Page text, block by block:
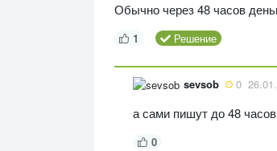
Обычно через 48 часов
1 Решение
sevsob 0
а сами пишут до 48
0